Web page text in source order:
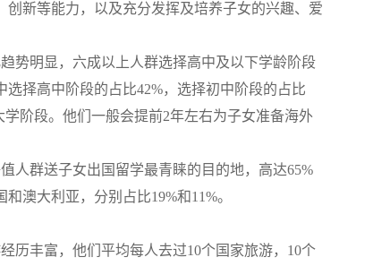
创新等能力，以及充分发挥及培养子女的兴趣、爱
势明显，六成以上人群选择高中及以下学龄阶段
选择高中阶段的占比42%，选择初中阶段的占比
学阶段。他们一般会提前2年左右为子女准备海外
人群送子女出国留学最青睐的目的地，高达65%
澳大利亚，分别占比19%和11%。
历丰富，他们平均每人去过10个国家旅游，10个